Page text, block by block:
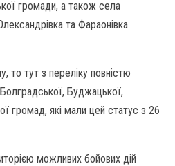
громади, а також села
та Фараонівка
то тут з переліку повністю
Буджацької,
громад, які мали цей статус з 26
можливих бойових дій